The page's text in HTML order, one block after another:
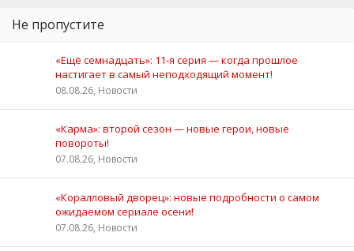
Не пропустите
«Ещё семнадцать»: 11‑я серия — когда прошлое
настигает в самый неподходящий момент!
08.08.26, Новости
«Карма»: второй сезон — новые герои, новые
повороты!
07.08.26, Новости
«Коралловый дворец»: новые подробности о самом
ожидаемом сериале осени!
07.08.26, Новости